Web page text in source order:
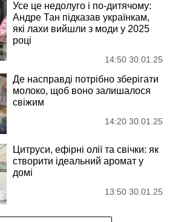
Усе це недолуго і по-дитячому:
Андре Тан підказав українкам,
які лахи вийшли з моди у 2025
році
14:50 30.01.25
Де насправді потрібно зберігати
молоко, щоб воно залишалося
свіжим
14:20 30.01.25
Цитруси, ефірні олії та свічки: як
створити ідеальний аромат у
домі
13:50 30.01.25